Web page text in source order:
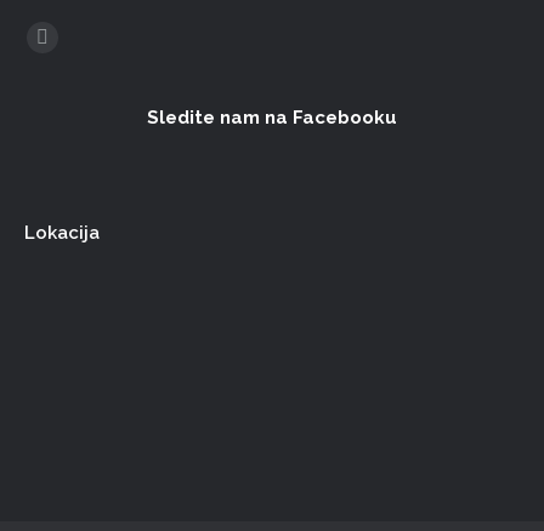
Find us on:
Sledite nam na Facebooku
Lokacija